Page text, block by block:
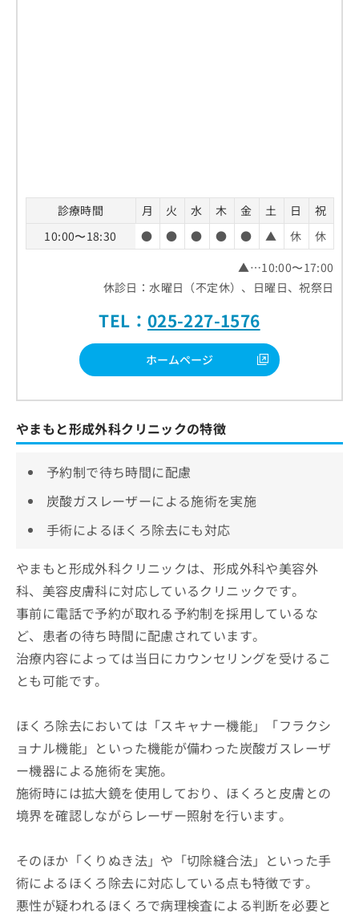
診療時間 月 火 水 木 金 土 日
祝
10:00〜18:30
● ● ● ● ● ▲ 休
休
▲…10:00〜17:00
休診日：水曜日（不定休）、日曜日、祝祭日
TEL： 025-227-1576
ホームページ
やまもと形成外科クリニックの特徴
予約制で待ち時間に配慮
炭酸ガスレーザーによる施術を実施
手術によるほくろ除去にも対応
やまもと形成外科クリニックは、形成外科や美容外
科、美容皮膚科に対応しているクリニックです。
事前に電話で予約が取れる予約制を採用しているな
ど、患者の待ち時間に配慮されています。
治療内容によっては当日にカウンセリングを受けるこ
とも可能です。
ほくろ除去においては「スキャナー機能」「フラクシ
ョナル機能」といった機能が備わった炭酸ガスレーザ
ー機器による施術を実施。
施術時には拡大鏡を使用しており、ほくろと皮膚との
境界を確認しながらレーザー照射を行います。
そのほか「くりぬき法」や「切除縫合法」といった手
術によるほくろ除去に対応している点も特徴です。
悪性が疑われるほくろで病理検査による判断を必要と